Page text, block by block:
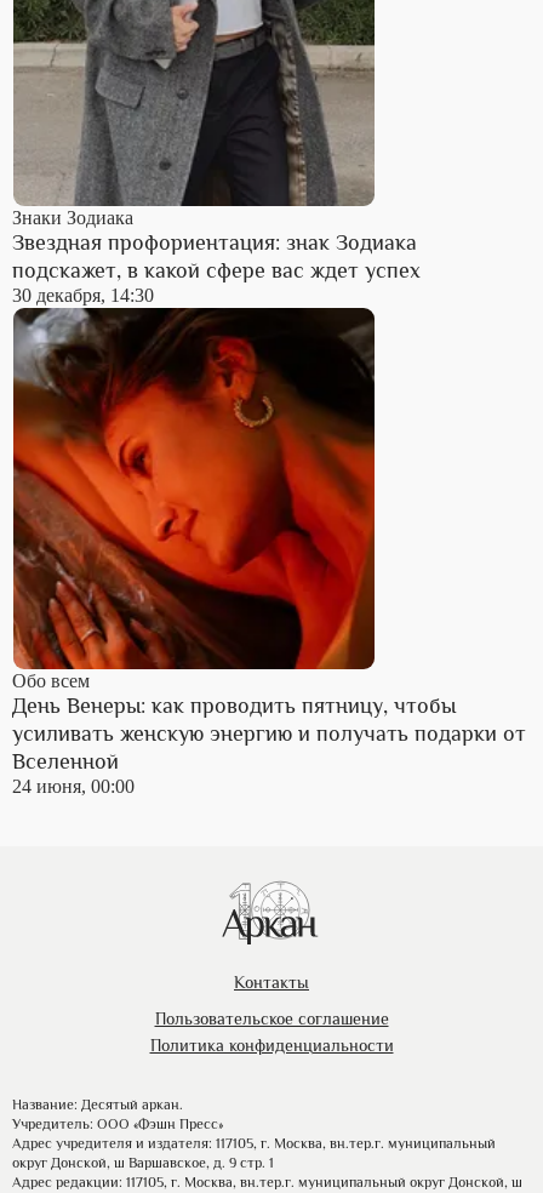
Знаки Зодиака
Звездная профориентация: знак Зодиака
подскажет, в какой сфере вас ждет успех
30 декабря, 14:30
Обо всем
День Венеры: как проводить пятницу, чтобы
усиливать женскую энергию и получать подарки от
Вселенной
24 июня, 00:00
Контакты
Пользовательское соглашение
Политика конфиденциальности
Название: Десятый аркан.
Учредитель: ООО «Фэшн Пресс»
Адрес учредителя и издателя: 117105, г. Москва, вн.тер.г. муниципальный
округ Донской, ш Варшавское, д. 9 стр. 1
Адрес редакции: 117105, г. Москва, вн.тер.г. муниципальный округ Донской, ш